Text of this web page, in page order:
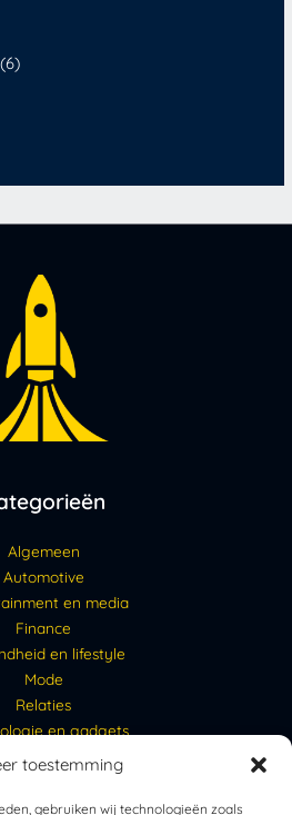
toestemming
gebruiken wij technologieën zoals
(6)
Algemeen
Automotive
en media
Finance
en lifestyle
Mode
Relaties
en gadgets
Links